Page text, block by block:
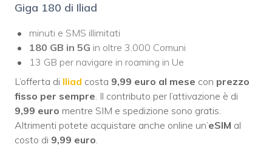
Giga 180 di Iliad
minuti e SMS illimitati
180 GB in 5G in oltre 3.000 Comuni
13 GB per navigare in roaming in Ue
L’offerta di Iliad costa 9,99 euro al mese con prezzo
fisso per sempre. Il contributo per l’attivazione è di
9,99 euro mentre SIM e spedizione sono gratis.
Altrimenti potete acquistare anche online un’eSIM al
costo di 9,99 euro.